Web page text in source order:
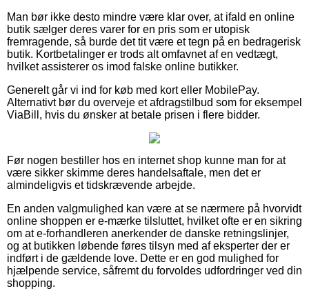
Man bør ikke desto mindre være klar over, at ifald en online
butik sælger deres varer for en pris som er utopisk
fremragende, så burde det tit være et tegn på en bedragerisk
butik. Kortbetalinger er trods alt omfavnet af en vedtægt,
hvilket assisterer os imod falske online butikker.
Generelt går vi ind for køb med kort eller MobilePay.
Alternativt bør du overveje et afdragstilbud som for eksempel
ViaBill, hvis du ønsker at betale prisen i flere bidder.
Før nogen bestiller hos en internet shop kunne man for at
være sikker skimme deres handelsaftale, men det er
almindeligvis et tidskrævende arbejde.
En anden valgmulighed kan være at se nærmere på hvorvidt
online shoppen er e-mærke tilsluttet, hvilket ofte er en sikring
om at e-forhandleren anerkender de danske retningslinjer,
og at butikken løbende føres tilsyn med af eksperter der er
indført i de gældende love. Dette er en god mulighed for
hjælpende service, såfremt du forvoldes udfordringer ved din
shopping.